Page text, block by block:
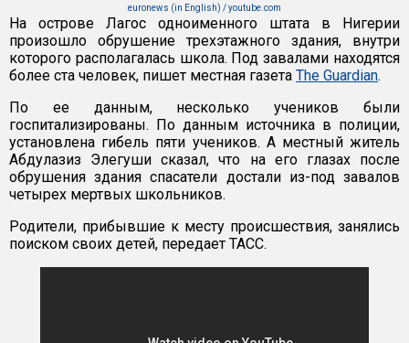
euronews (in English) / youtube.com
На острове Лагос одноименного штата в Нигерии
произошло обрушение трехэтажного здания, внутри
которого располагалась школа. Под завалами находятся
более ста человек, пишет местная газета The Guardian.
По ее данным, несколько учеников были
госпитализированы. По данным источника в полиции,
установлена гибель пяти учеников. А местный житель
Абдулазиз Элегуши сказал, что на его глазах после
обрушения здания спасатели достали из-под завалов
четырех мертвых школьников.
Родители, прибывшие к месту происшествия, занялись
поиском своих детей, передает ТАСС.